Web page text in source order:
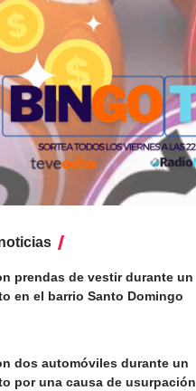
prendas de vestir durante un
en el barrio Santo Domingo
dos automóviles durante un
por una causa de usurpación